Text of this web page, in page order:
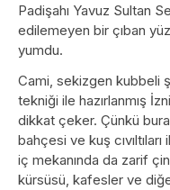
Padişahı Yavuz Sultan
edilemeyen bir çıban
yumdu.
Cami, sekizgen kubbeli
tekniği ile hazırlanmış
dikkat çeker. Çünkü
bahçesi ve kuş
iç mekanında da zarif
kürsüsü, kafesler ve